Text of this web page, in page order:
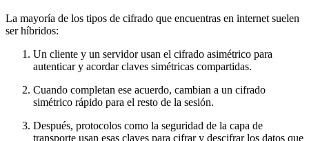
La mayoría de los tipos de cifrado que encuentras en internet suelen
ser híbridos:
Un cliente y un servidor usan el cifrado asimétrico para
autenticar y acordar claves simétricas compartidas.
Cuando completan ese acuerdo, cambian a un cifrado
simétrico rápido para el resto de la sesión.
Después, protocolos como la seguridad de la capa de
transporte usan esas claves para cifrar y descifrar los datos que